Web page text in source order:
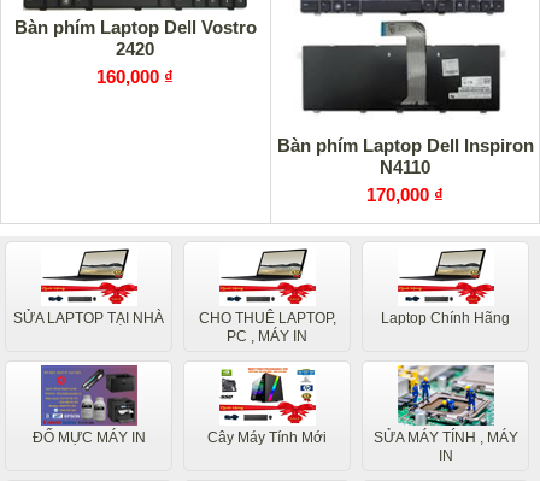
Bàn phím Laptop Dell Vostro
2420
160,000 ₫
Bàn phím Laptop Dell Inspiron
N4110
170,000 ₫
SỬA LAPTOP TẠI NHÀ
CHO THUÊ LAPTOP,
PC , MÁY IN
Laptop Chính Hãng
ĐỔ MỰC MÁY IN Cây Máy Tính Mới
SỬA MÁY TÍNH , MÁY
IN